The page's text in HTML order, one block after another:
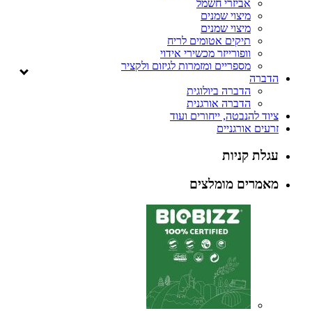
אביזרי חשמל
מיצוי שמנים
מיצוי שמנים
תיקים אטומים לריח
וופורייזר מכשירי אידוי
מספריים ומזמרות לגיזום ולקציר
הדברה
הדברה ביולוגית
הדברה אורגנית
ציוד להנבטה, ייחורים ועוד
זרעים אורגניים
עגלת קניות
מאמרים מומלצים